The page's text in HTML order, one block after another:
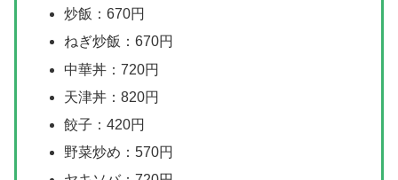
炒飯：670円
ねぎ炒飯：670円
中華丼：720円
天津丼：820円
餃子：420円
野菜炒め：570円